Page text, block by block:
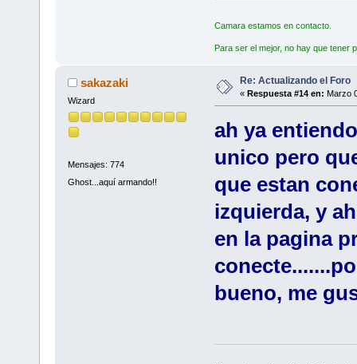
Camara estamos en contacto.
Para ser el mejor, no hay que tener
sakazaki
Wizard
Mensajes: 774
Ghost...aquí armando!!
Re: Actualizando el Foro
« Respuesta #14 en: Marzo
ah ya
unico pero
que estan
izquierda, y
en la pagina
bueno, me